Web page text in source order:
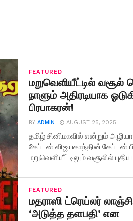
FEATURED
மறுவெளியீட்டில் வசூல்
நாளும் அதிரடியாக
பிரபாகரன்!
BYADMIN AUGUST 25, 2025
தமிழ் சினிமாவில் என்றும்
கேப்டன் விஜயகாந்தின் கேப்டன்
மறுவெளியீட்டிலும் வசூலில்
FEATURED
மதராஸி ட்ரெய்லர்
‘அடுத்த தளபதி’ என